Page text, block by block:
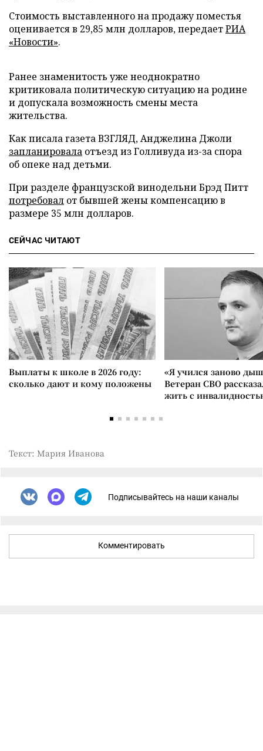
Стоимость выставленного на продажу поместья
оценивается в 29,85 млн долларов, передаетРИА
«Новости».
Ранее знаменитость уже неоднократно
критиковала политическую ситуацию на родине
и допускала возможность смены места
жительства.
Как писала газета ВЗГЛЯД, Анджелина Джоли
запланировала отъезд из Голливуда из-за спора
об опеке над детьми.
При разделе французской винодельни Брэд Питт
потребовал от бывшей жены компенсацию в
размере 35 млн долларов.
СЕЙЧАС ЧИТАЮТ
Выплаты к школе в 2026 году:
сколько дают и кому положены
«Я учился заново
Ветеран СВО
жить с
Текст: Мария Иванова
Подписывайтесь на наши каналы
Комментировать